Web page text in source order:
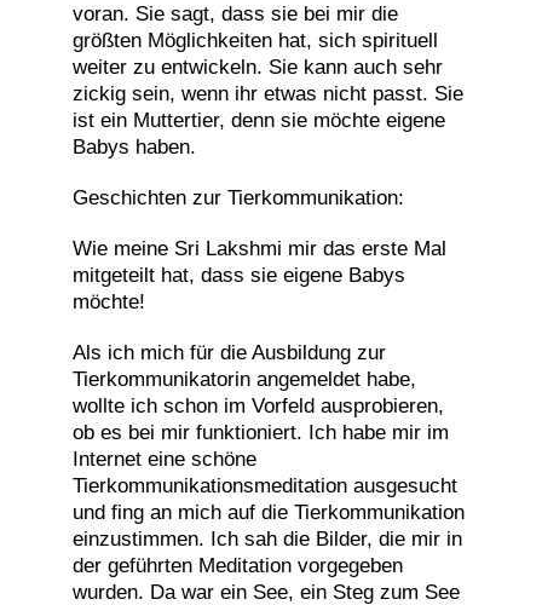
voran. Sie sagt, dass sie bei mir die
größten Möglichkeiten hat, sich spirituell
weiter zu entwickeln. Sie kann auch sehr
zickig sein, wenn ihr etwas nicht passt. Sie
ist ein Muttertier, denn sie möchte eigene
Babys haben.
Geschichten zur Tierkommunikation:
Wie meine Sri Lakshmi mir das erste Mal
mitgeteilt hat, dass sie eigene Babys
möchte!
Als ich mich für die Ausbildung zur
Tierkommunikatorin angemeldet habe,
wollte ich schon im Vorfeld ausprobieren,
ob es bei mir funktioniert. Ich habe mir im
Internet eine schöne
Tierkommunikationsmeditation ausgesucht
und fing an mich auf die Tierkommunikation
einzustimmen. Ich sah die Bilder, die mir in
der geführten Meditation vorgegeben
wurden. Da war ein See, ein Steg zum See